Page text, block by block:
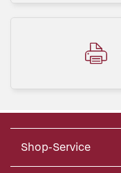
Shop-Service